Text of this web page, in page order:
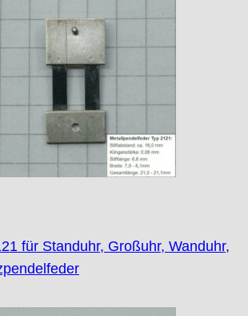
für Standuhr, Großuhr, Wanduhr,